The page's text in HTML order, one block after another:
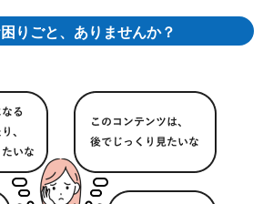
りごと、ありませんか？